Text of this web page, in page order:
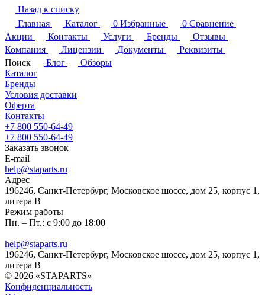
Назад к списку
Главная
Каталог 0 Избранные 0 Сравнение
Акции
Контакты Услуги Бренды
Отзывы
Компания
Лицензии Документы
Реквизиты
Поиск
Блог
Обзоры
Каталог
Бренды
Условия доставки
Оферта
Контакты
+7 800 550-64-49
+7 800 550-64-49
Заказать звонок
E-mail
help@staparts.ru
Адрес
196246, Санкт-Петербург, Московское шоссе, дом 25, корпус 1,
литера В
Режим работы
Пн. – Пт.: с 9:00 до 18:00
help@staparts.ru
196246, Санкт-Петербург, Московское шоссе, дом 25, корпус 1,
литера В
© 2026 «STAPARTS»
Конфиденциальность